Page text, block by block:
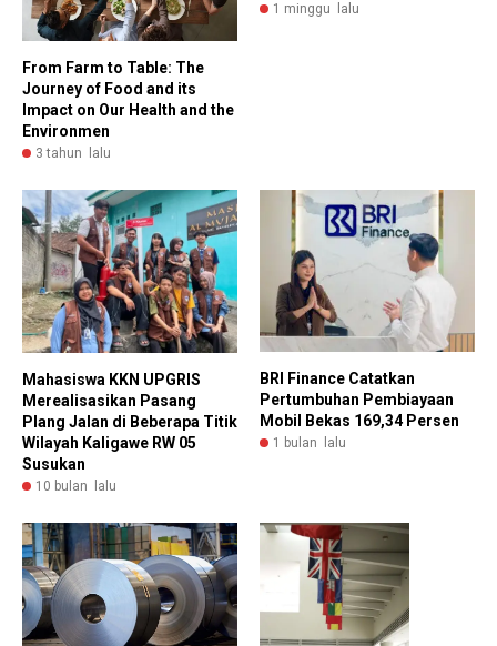
From Farm to Table: The
Journey of Food and its
Impact on Our Health and the
Environmen
3 tahun lalu
1 minggu lalu
Mahasiswa KKN UPGRIS
Merealisasikan Pasang
Plang Jalan di Beberapa Titik
Wilayah Kaligawe RW 05
Susukan
10 bulan lalu
BRI Finance Catatkan
Pertumbuhan Pembiayaan
Mobil Bekas 169,34 Persen
1 bulan lalu